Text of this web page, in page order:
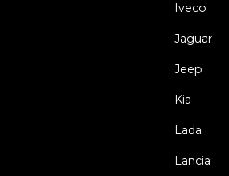
Iveco
Jaguar
Jeep
Kia
Lada
Lancia